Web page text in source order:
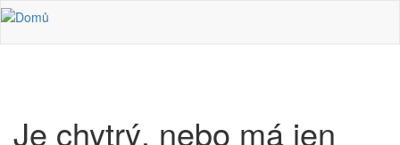
Přejít k hlavnímu obsahu
Je chytrý, nebo má jen